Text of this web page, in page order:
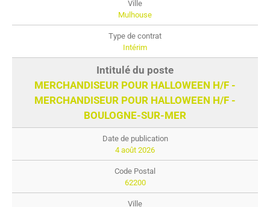
Mulhouse
Intérim
MERCHANDISEUR POUR HALLOWEEN H/F -
MERCHANDISEUR POUR HALLOWEEN H/F -
BOULOGNE-SUR-MER
4 août 2026
62200